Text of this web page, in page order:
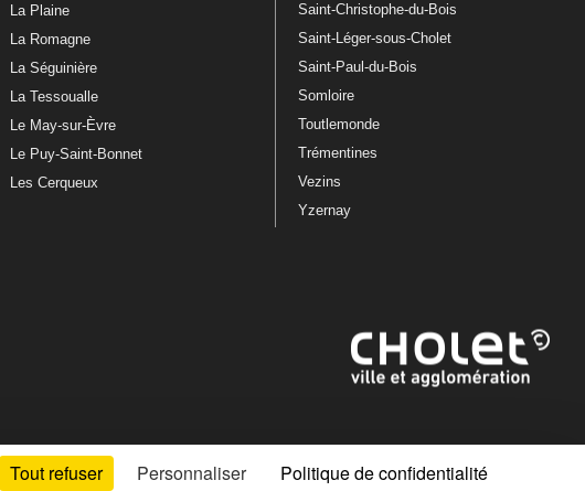
Tout refuser Personnaliser Politique de confidentialité
La Plaine
La Romagne
La Séguinière
La Tessoualle
Le May-sur-Èvre
Le Puy-Saint-Bonnet
Les Cerqueux
Saint-Christophe-du-Bois
Saint-Léger-sous-Cholet
Saint-Paul-du-Bois
Somloire
Toutlemonde
Trémentines
Vezins
Yzernay